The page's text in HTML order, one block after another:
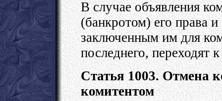
В случае объявления
(банкротом) его права
заключенным им для
последнего, переходят
Статья 1003. Отмена
комитентом